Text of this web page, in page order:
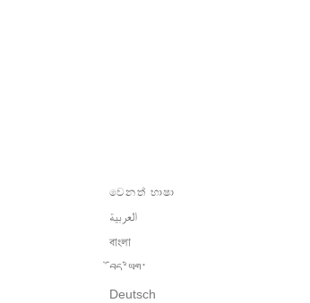
වෙනත් භාෂා
العربية
বাংলা
བོད་ཡིག་
Deutsch